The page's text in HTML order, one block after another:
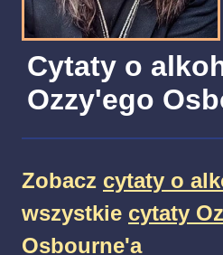
Cytaty o
Ozzy'ego
Zobacz cytaty o
wszystkie cytaty
Osbourne'a